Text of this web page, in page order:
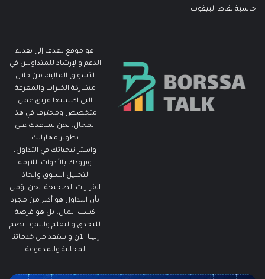
حاسبة نقاط البيفوت
هو موقع يهدف إلى تقديم
الدعم والإرشاد للمتداولين في
الأسواق المالية، من خلال
مشاركة الخبرات والمعرفة
التي اكتسبها فريق عمل
متخصص ومحترف في هذا
المجال. نحن نساعدك على
تطوير مهاراتك
واستراتيجياتك في التداول،
ونزودك بالأدوات اللازمة
لتحليل السوق واتخاذ
القرارات الصحيحة. نحن نؤمن
بأن التداول هو أكثر من مجرد
كسب المال، بل هو فرصة
للتحدي والتعلم والنمو. انضم
إلينا الآن واستفد من خدماتنا
المجانية والمدفوعة.